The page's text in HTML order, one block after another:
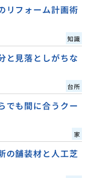
リフォーム計画術
知識
と見落としがちな
台所
でも間に合うクー
家
の舗装材と人工芝